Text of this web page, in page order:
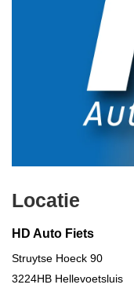
Locatie
HD Auto Fiets
Struytse Hoeck 90
3224HB Hellevoetsluis